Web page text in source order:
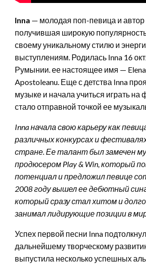
Inna — молодая поп-певица и автор
получившая широкую
своему уникальному стилю и
выступлениям. Родилась Inna 16
Румынии. ее настоящее имя —
Apostoleanu. Еще с детства Inna
музыке и начала учиться играть на
стало отправной точкой ее
Inna начала свою карьеру как
различных конкурсах и
стране. Ее талант был замечен
продюсером Play & Win, который
потенциал и предложил певице
2008 году вышел ее дебютный
который сразу стал хитом и
занимал лидирующие позиции в
Успех первой песни Inna
дальнейшему творческому
выпустила несколько успешных